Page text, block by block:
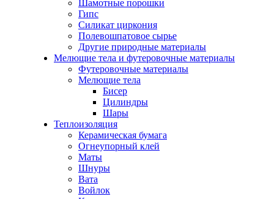
Шамотные порошки
Гипс
Силикат циркония
Полевошпатовое сырье
Другие природные материалы
Мелющие тела и футеровочные материалы
Футеровочные материалы
Мелющие тела
Бисер
Цилиндры
Шары
Теплоизоляция
Керамическая бумага
Огнеупорный клей
Маты
Шнуры
Вата
Войлок